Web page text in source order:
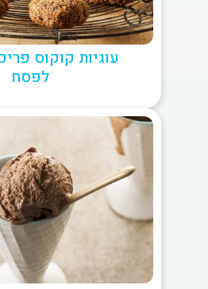
עוגיות קוקוס
לפסח